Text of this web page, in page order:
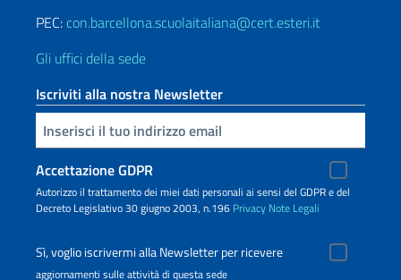
PEC: con.barcellona.scuolaitaliana@cert.esteri.it
Gli uffici della sede
Iscriviti alla nostra Newsletter
Inserisci la tua email
Accettazione GDPR
Autorizzo il trattamento dei miei dati personali ai sensi del GDPR e del
Decreto Legislativo 30 giugno 2003, n.196 Privacy Note Legali
Sì, voglio iscrivermi alla Newsletter per ricevere
aggiornamenti sulle attività di questa sede